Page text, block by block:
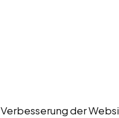
Verbesserung der